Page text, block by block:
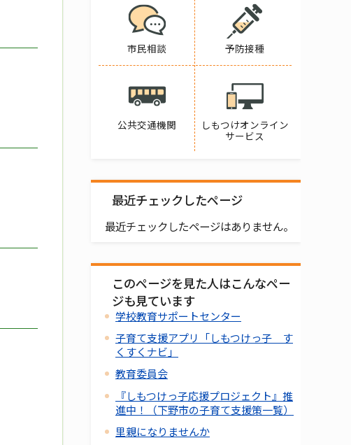
市民相談 予防接種
公共交通機関
しもつけオンライン
サービス
最近チェックしたページ
最近チェックしたページはありません。
このページを見た人はこんなペー
ジも見ています
学校教育サポートセンター
子育て支援アプリ「しもつけっ子 す
くすくナビ」
教育委員会
『しもつけっ子応援プロジェクト』推
進中！（下野市の子育て支援策一覧）
里親になりませんか